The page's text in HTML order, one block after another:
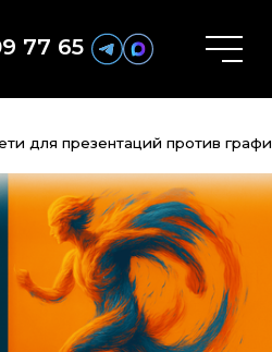
77 65
для презентаций против